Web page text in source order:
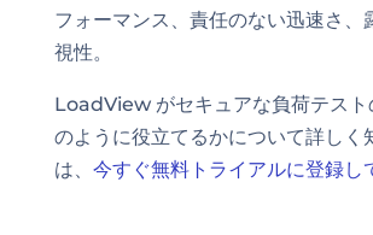
フォーマンス、責任のない迅速さ、
視性。
LoadView がセキュアな負荷テスト
のように役立てるかについて詳しく
は、 今すぐ無料トライアルに登録し